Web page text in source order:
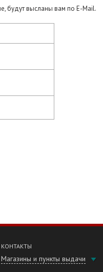
будут высланы вам по E-Mail.
КОНТАКТЫ
Магазины и пункты выдачи